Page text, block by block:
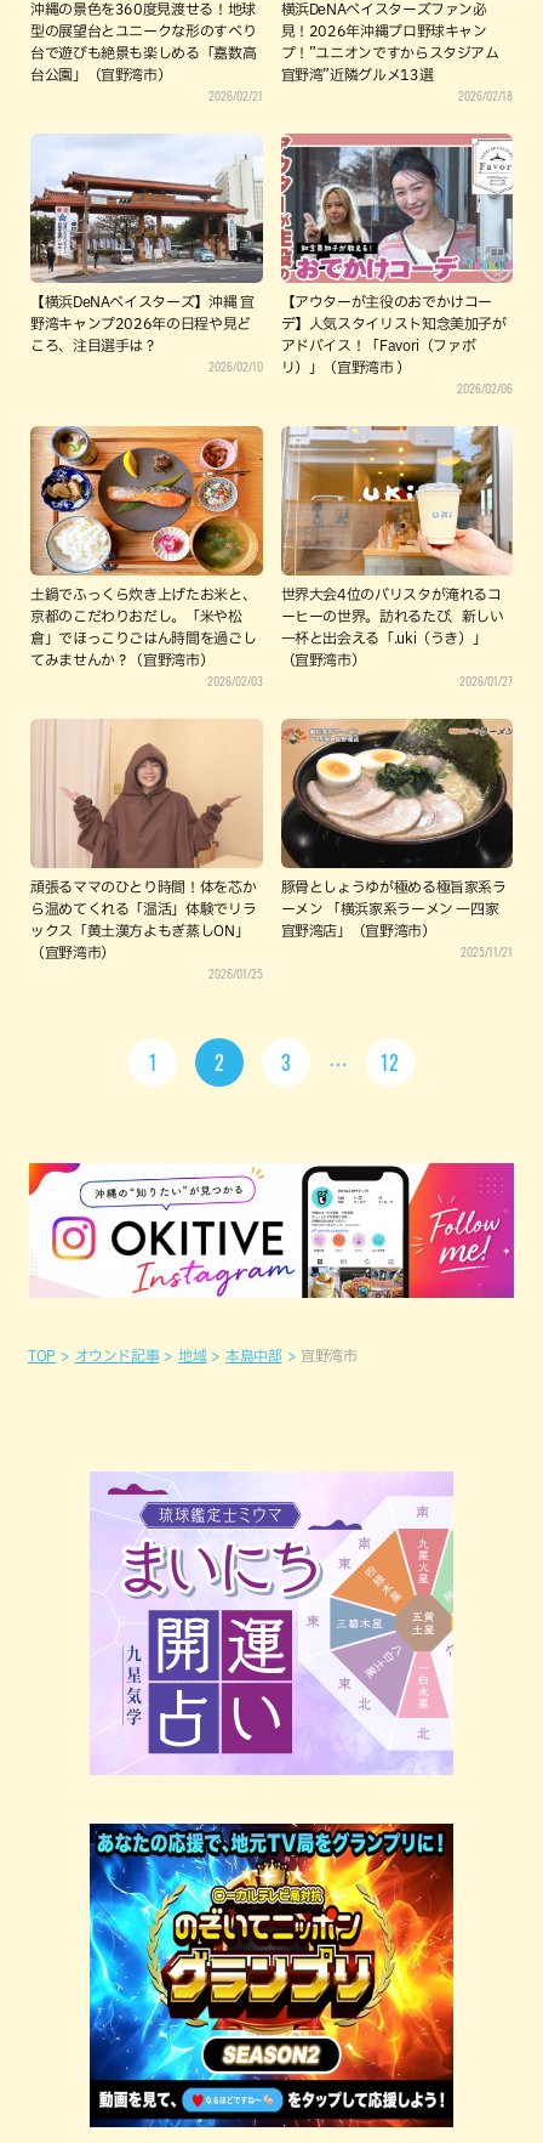
沖縄の景色を360度見渡せる！地球
型の展望台とユニークな形のすべり
台で遊びも絶景も楽しめる「嘉数高
台公園」（宜野湾市）
2026/02/21
横浜DeNAベイスターズファン必
見！2026年沖縄プロ野球キャン
プ！”ユニオンですからスタジアム
宜野湾”近隣グルメ13選
2026/02/18
【横浜DeNAベイスターズ】沖縄 宜
野湾キャンプ2026年の日程や見ど
ころ、注目選手は？
2026/02/10
【アウターが主役のおでかけコー
デ】人気スタイリスト知念美加子が
アドバイス！「Favori（ファボ
リ）」（宜野湾市 ）
2026/02/06
土鍋でふっくら炊き上げたお米と、
京都のこだわりおだし。「米や松
倉」でほっこりごはん時間を過ごし
てみませんか？（宜野湾市）
2026/02/03
世界大会4位のバリスタが淹れるコ
ーヒーの世界。訪れるたび、新しい
一杯と出会える「.uki（うき）」
（宜野湾市）
2026/01/27
頑張るママのひとり時間！体を芯か
ら温めてくれる「温活」体験でリラ
ックス「黄土漢方よもぎ蒸しON」
（宜野湾市）
2026/01/25
豚骨としょうゆが極める極旨家系ラ
ーメン 「横浜家系ラーメン 一四家
宜野湾店」（宜野湾市）
2025/11/21
1 2 3 12
TOP オウンド記事 地域 本島中部 宜野湾市